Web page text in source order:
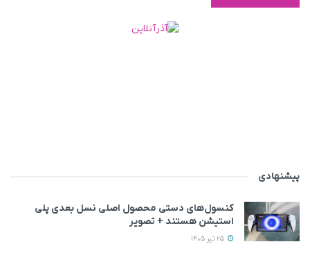
پیشنهادی
کنسول‌های دستی محصول اصلی نسل بعدی پلی
استیشن هستند + تصویر
25 تیر 1405